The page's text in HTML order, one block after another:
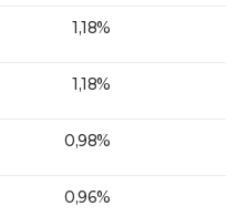
1,18%
1,18%
0,98%
0,96%